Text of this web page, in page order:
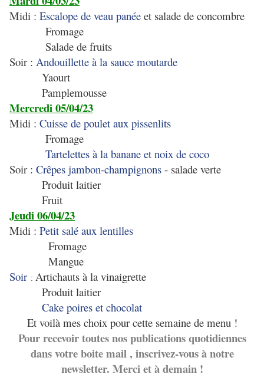
Midi : Escalope de veau panée et salade de concombre
Fromage
Salade de fruits
Soir : Andouillette à la sauce moutarde
Yaourt
Pamplemousse
Mercredi 05/04/23
Midi : Cuisse de poulet aux pissenlits
Fromage
Tartelettes à la banane et noix de coco
Soir : Crêpes jambon-champignons - salade verte
Produit laitier
Fruit
Jeudi 06/04/23
Midi : Petit salé aux lentilles
Fromage
Mangue
Soir : Artichauts à la vinaigrette
Produit laitier
Cake poires et chocolat
Et voilà mes choix pour cette semaine de menu !
Pour recevoir toutes nos publications quotidiennes
dans votre boite mail , inscrivez-vous à notre
newsletter. Merci et à demain !